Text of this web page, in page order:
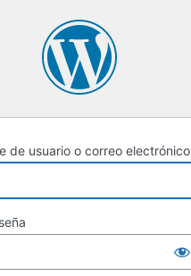
de usuario o correo electrónico